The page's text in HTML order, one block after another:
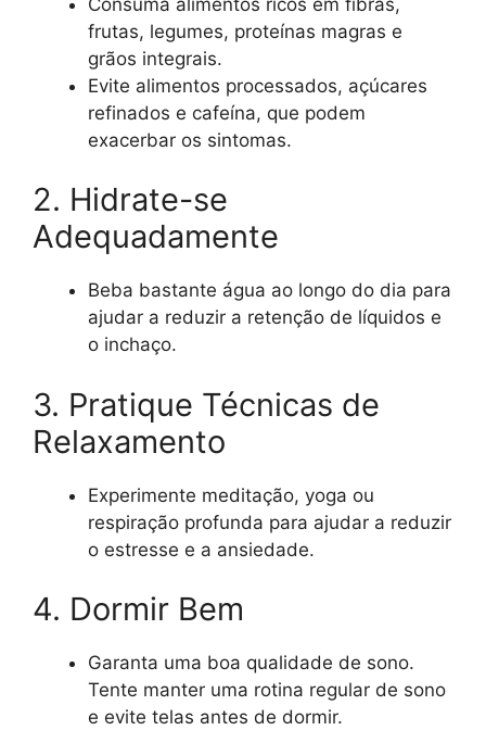
frutas, legumes, proteínas magras e
grãos integrais.
Evite alimentos processados, açúcares
refinados e cafeína, que podem
exacerbar os sintomas.
2. Hidrate-se
Adequadamente
Beba bastante água ao longo do dia para
ajudar a reduzir a retenção de líquidos e
o inchaço.
3. Pratique Técnicas de
Relaxamento
Experimente meditação, yoga ou
respiração profunda para ajudar a reduzir
o estresse e a ansiedade.
4. Dormir Bem
Garanta uma boa qualidade de sono.
Tente manter uma rotina regular de sono
e evite telas antes de dormir.